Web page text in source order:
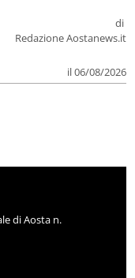
di
Redazione Aostanews.it
il 06/08/2026
di Aosta n.